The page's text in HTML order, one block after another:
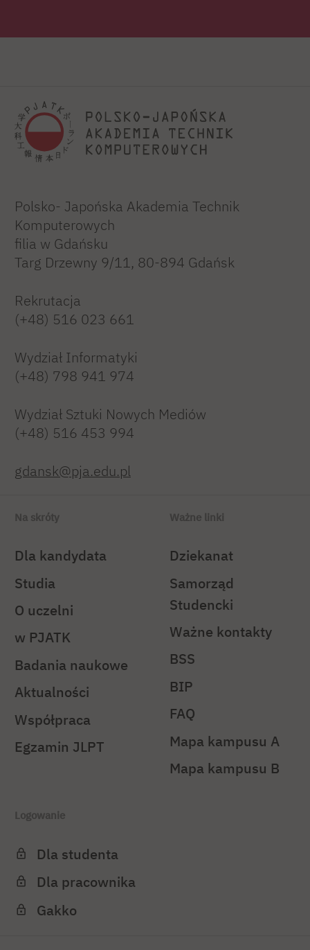
Polsko- Japońska Akademia Technik
Komputerowych
filia w Gdańsku
Targ Drzewny 9/11, 80-894 Gdańsk
Rekrutacja
(+48) 516 023 661
Wydział Informatyki
(+48) 798 941 974
Wydział Sztuki Nowych Mediów
(+48) 516 453 994
gdansk@pja.edu.pl
Na skróty
Dla kandydata
Studia
O uczelni
w PJATK
Badania naukowe
Aktualności
Współpraca
Egzamin JLPT
Ważne linki
Dziekanat
Samorząd
Studencki
Ważne kontakty
BSS
BIP
FAQ
Mapa kampusu A
Mapa kampusu B
Logowanie
Dla studenta
Dla pracownika
Gakko